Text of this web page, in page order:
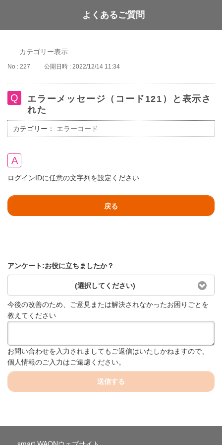
WAON POINT
よくあるご質問
カテゴリー表示
No : 227 公開日時 : 2022/12/14 11:34
エラーメッセージ（コード121）と表示さ
れた
カテゴリー： エラーコード
ログインIDに任意の文字列を設定ください
戻る
アンケート:お役に立ちましたか？
(選択してください)
今後の改善のため、ご意見または解決されなかったお困りごとを
教えてください
お問い合わせを入力されましてもご返信はいたしかねますので、
個人情報のご入力はご遠慮ください。
送信する